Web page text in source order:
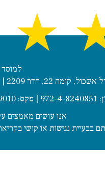
★
©
22, חדר 2209 | שדרות אבא חושי 199 | אוניברסיטת חיפה 3498838
4-8249010
אנו עושים מאמצים
בבעיית נגישות או קושי